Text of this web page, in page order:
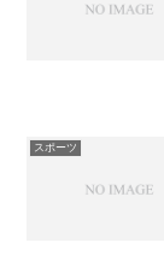
スポーツ